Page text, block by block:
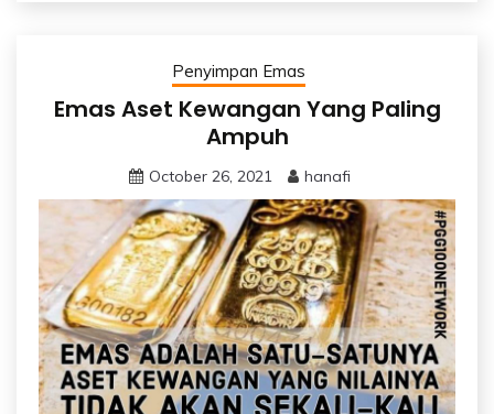
Penyimpan Emas
Emas Aset Kewangan Yang Paling
Ampuh
October 26, 2021 hanafi